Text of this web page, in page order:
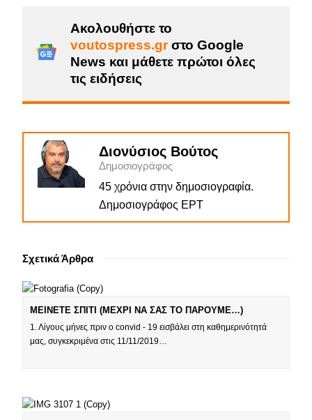
Ακολουθήστε το
voutospress.grστο Google
News και μάθετε πρώτοι όλες
τις ειδήσεις
Διονύσιος Βούτος
Δημοσιογράφος
45 χρόνια στην δημοσιογραφία.
Δημοσιογράφος ΕΡΤ
Σχετικά Άρθρα
ΜΕΙΝΕΤΕ ΣΠΙΤΙ (ΜΕΧΡΙ ΝΑ ΣΑΣ ΤΟ ΠΑΡΟΥΜΕ…)
1. Λίγους μήνες πριν o convid - 19 εισβάλει στη καθημερινότητά
μας, συγκεκριμένα στις 11/11/2019…